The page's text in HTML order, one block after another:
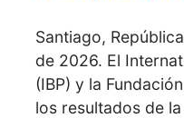
Santiago,
de 2026. El
(IBP) y la
los resultados de